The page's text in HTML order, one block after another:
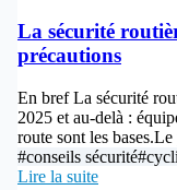
La sécurité
précautions
En bref La sécurité
2025 et au-delà :
route sont les bases.Le
#conseils sécurité
Lire la suite